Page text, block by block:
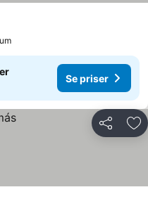
Se priser
Dela